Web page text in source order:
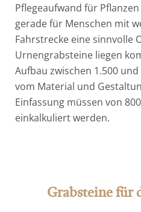
Pflegeaufwand für
gerade für Menschen mit
Fahrstrecke eine sinnvolle
Urnengrabsteine liegen
Aufbau zwischen 1.500
vom Material und
Einfassung müssen von
einkalkuliert werden.
Grabsteine für